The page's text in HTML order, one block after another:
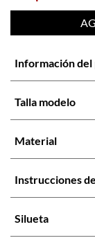
Información
Talla modelo
Material
Instrucciones
Silueta